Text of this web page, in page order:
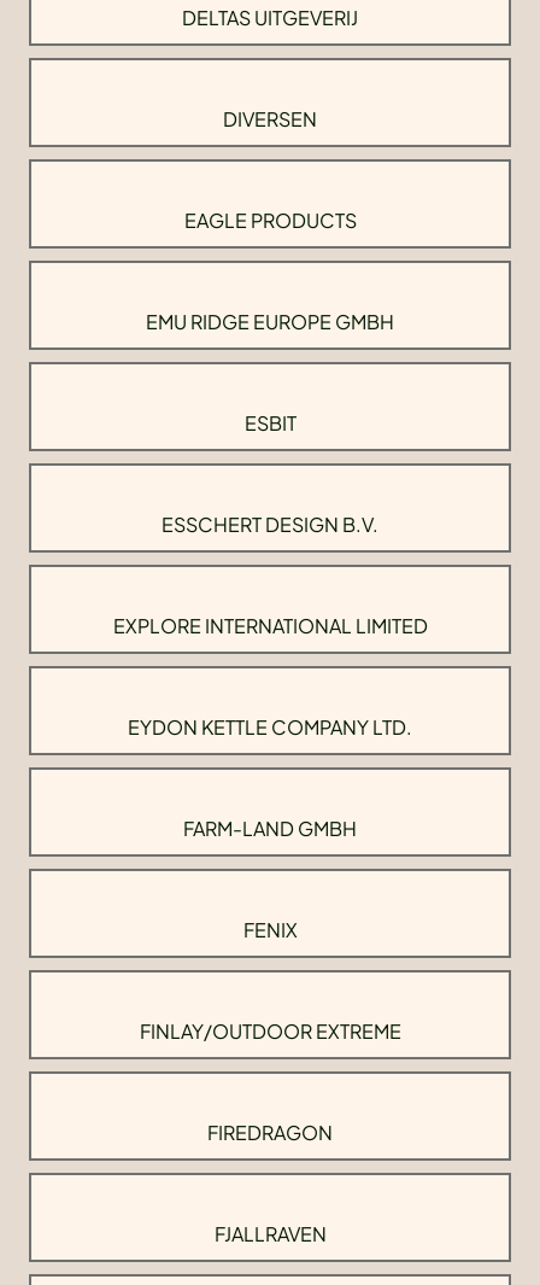
DELTAS UITGEVERIJ
DIVERSEN
EAGLE PRODUCTS
EMU RIDGE EUROPE GMBH
ESBIT
ESSCHERT DESIGN B.V.
EXPLORE INTERNATIONAL LIMITED
EYDON KETTLE COMPANY LTD.
FARM-LAND GMBH
FENIX
FINLAY/OUTDOOR EXTREME
FIREDRAGON
FJALLRAVEN